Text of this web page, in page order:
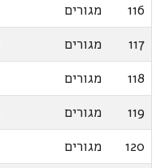
116
מגורים
117
מגורים
118
מגורים
119
מגורים
120
מגורים